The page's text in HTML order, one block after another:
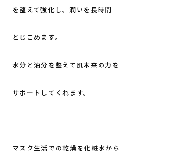
を整えて強化し、潤いを長時間
とじこめます。
水分と油分を整えて肌本来の力を
サポートしてくれます。
マスク生活での乾燥を化粧水から